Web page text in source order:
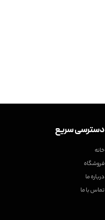
دسترسی سریع
خانه
فروشگاه
درباره ما
تماس با ما